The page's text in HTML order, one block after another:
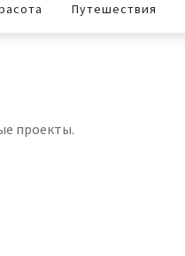
Путешествия
проекты.